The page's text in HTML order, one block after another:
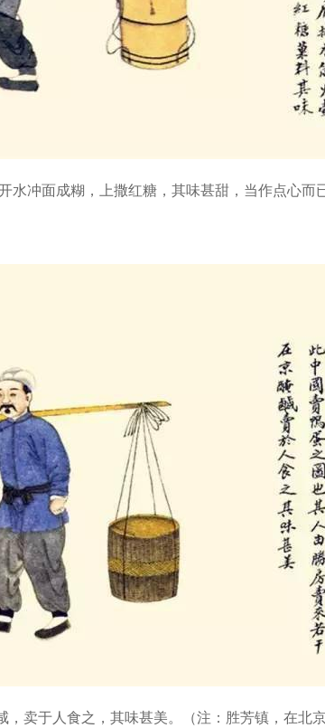
水冲面成糊，上撒红糖，其味甚甜，当作点心而已
，卖于人食之，其味甚美。（注：胜芳镇，在北